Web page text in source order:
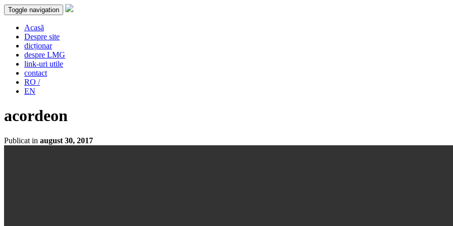
Toggle navigation
Acasă
Despre site
dicționar
despre LMG
link-uri utile
contact
RO /
EN
acordeon
Publicat in august 30, 2017